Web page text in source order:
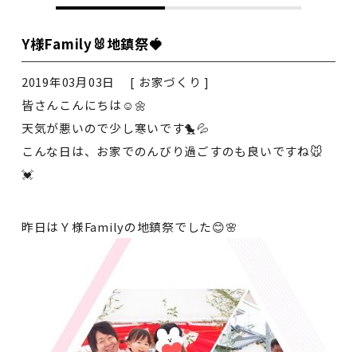
Y様Family🐰地鎮祭🍓
2019年03月03日 [ お家づくり ]
皆さんこんにちは☺🌼
天気が悪いので少し寒いです🐤💦
こんな日は、お家でのんびり過ごすのも良いですね🐭
💓
昨日はＹ様Familyの地鎮祭でした😊🌸